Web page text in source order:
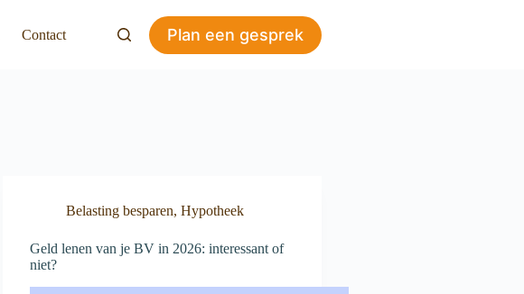
Contact Plan een gesprek
Belasting besparen, Hypotheek
Geld lenen van je BV in 2026: interessant of
niet?